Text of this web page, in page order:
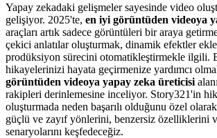
Yapay zekadaki gelişmeler sayesinde video
gelişiyor. 2025'te, en iyi görüntüden videoya
araçları artık sadece görüntüleri bir araya
çekici anlatılar oluşturmak, dinamik efektler
prodüksiyon sürecini otomatikleştirmekle ilgili.
hikayelerinizi hayata geçirmenize yardımcı
görüntüden videoya yapay zeka üreticisi
rakipleri derinlemesine inceliyor. Story321'in
oluşturmada neden başarılı olduğunu özel
güçlü ve zayıf yönlerini, benzersiz özelliklerini
senaryolarını keşfedeceğiz.